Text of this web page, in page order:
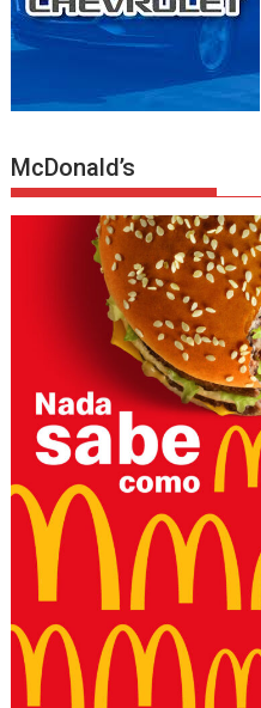
McDonald’s